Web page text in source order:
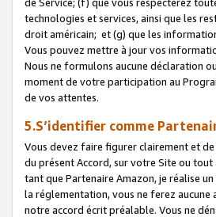
de Service; (f) que vous respecterez
technologies et services, ainsi que les
droit américain; et (g) que les
Vous pouvez mettre à jour vos
Nous ne formulons aucune déclaration
moment de votre participation au
de vos attentes.
5.S’identifier comme
Vous devez faire figurer clairement et
du présent Accord, sur votre Site ou
tant que Partenaire Amazon, je réalise
la réglementation, vous ne ferez
notre accord écrit préalable. Vous ne